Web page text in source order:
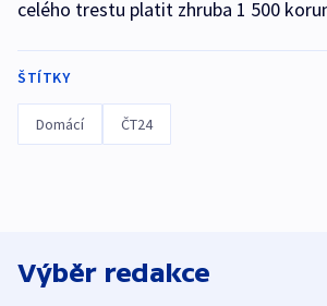
celého trestu platit zhruba 1 500
ŠTÍTKY
Domácí ČT24
Výběr redakce